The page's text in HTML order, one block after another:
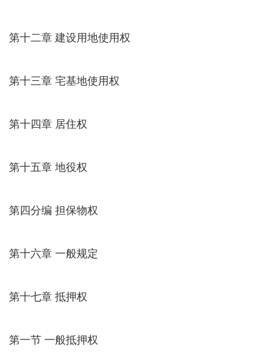
第十二章 建设用地使用权
第十三章 宅基地使用权
第十四章 居住权
第十五章 地役权
第四分编 担保物权
第十六章 一般规定
第十七章 抵押权
第一节 一般抵押权